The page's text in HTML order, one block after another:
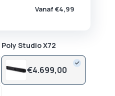
Vanaf €4,99
Poly Studio X72
€4.699,00